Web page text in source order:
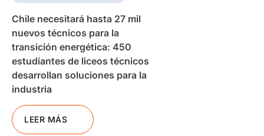
Chile necesitará hasta 27 mil
nuevos técnicos para la
transición energética: 450
estudiantes de liceos técnicos
desarrollan soluciones para la
industria
LEER MÁS